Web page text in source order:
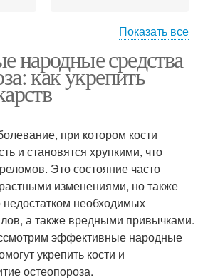
Костя при остеопорозе
традиционным
лечением
Показать все
народные средства
как укрепить
при котором кости
и становятся хрупкими, что
Это состояние часто
изменениями, но также
необходимых
а также вредными привычками.
эффективные народные
укрепить кости и
остеопороза.